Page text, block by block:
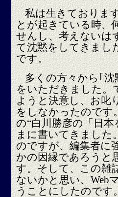
私は生きておりま
とが起きている時、
せんし、考えないは
て沈黙をしてきまし
です。
多くの方々から｢
をいただきました。
ようと決意し、お叱
をしなかったのです
の“白川勝彦の「日
まに書いてきました
のですが、編集者に
かの因縁であろうと
す。そして、この雑
ないかと思い、Web
うことにしたのです